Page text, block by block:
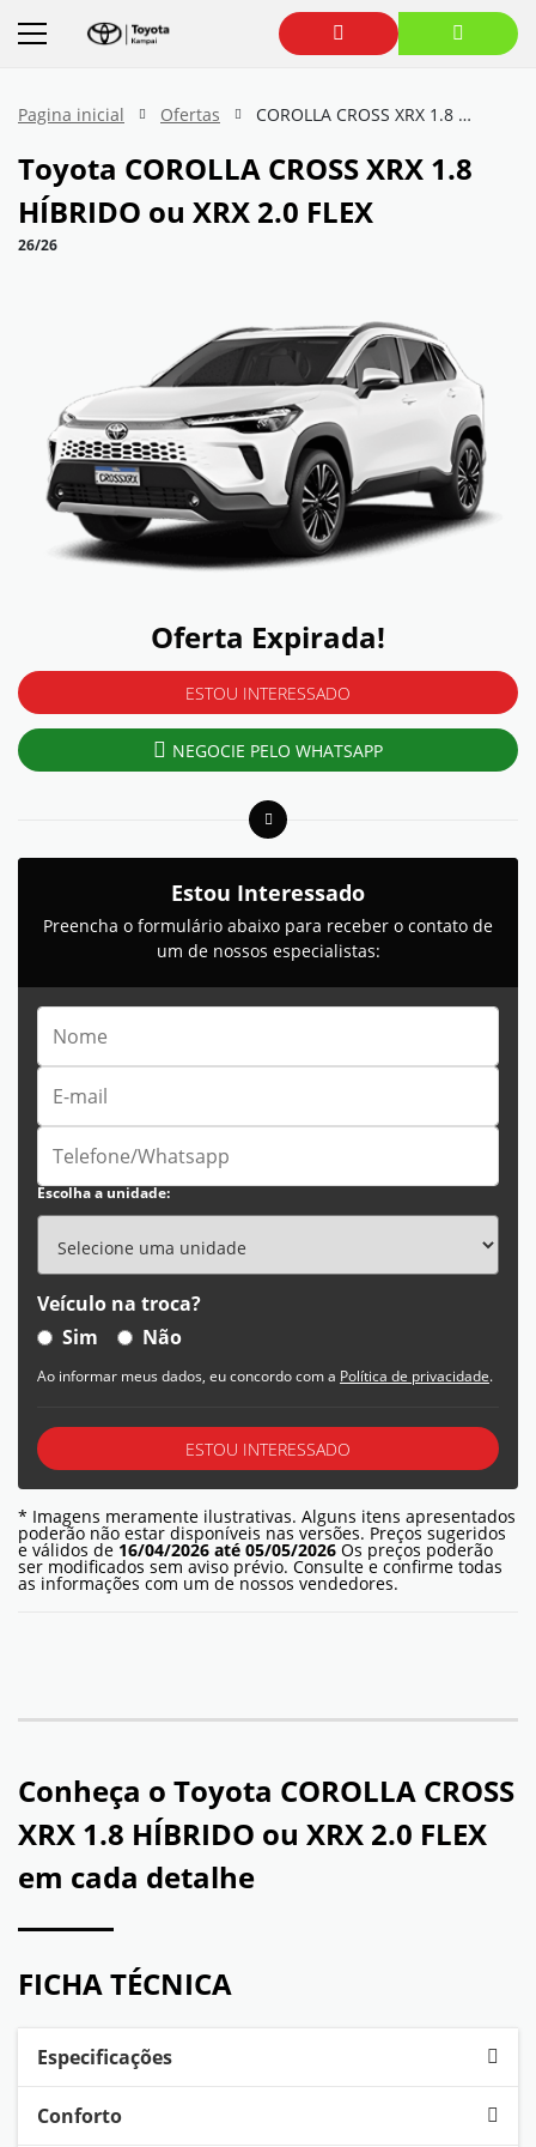
Pagina inicial Ofertas COROLLA CROSS XRX 1.8 HÍBRIDO ou XRX 2.0 FLEX
Toyota COROLLA CROSS XRX 1.8
HÍBRIDO ou XRX 2.0 FLEX
26/26
Oferta Expirada!
ESTOU INTERESSADO
NEGOCIE PELO WHATSAPP
Estou Interessado
Preencha o formulário abaixo para receber o contato de
um de nossos especialistas:
Escolha a unidade:
Veículo na troca?
Sim
Não
Ao informar meus dados, eu concordo com a Política de privacidade.
ESTOU INTERESSADO
* Imagens meramente ilustrativas. Alguns itens apresentados
poderão não estar disponíveis nas versões. Preços sugeridos
e válidos de 16/04/2026 até 05/05/2026 Os preços poderão
ser modificados sem aviso prévio. Consulte e confirme todas
as informações com um de nossos vendedores.
Conheça o Toyota COROLLA CROSS
XRX 1.8 HÍBRIDO ou XRX 2.0 FLEX
em cada detalhe
FICHA TÉCNICA
Especificações
Conforto